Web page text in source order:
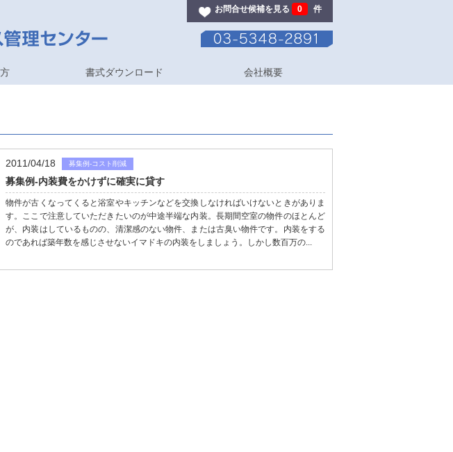
お問合せ候補を見る 0 件
書式ダウンロード 会社概要
2011/04/18 募集例-コスト削減
募集例-内装費をかけずに確実に貸す
物件が古くなってくると浴室やキッチンなどを交換しなければいけないときがありま
す。ここで注意していただきたいのが中途半端な内装。長期間空室の物件のほとんど
が、内装はしているものの、清潔感のない物件、または古臭い物件です。内装をする
のであれば築年数を感じさせないイマドキの内装をしましょう。しかし数百万の...